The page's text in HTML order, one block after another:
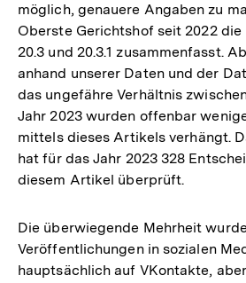
möglich, genauere Angaben zu
Oberste Gerichtshof seit 2022
20.3 und 20.3.1 zusammenfasst.
anhand unserer Daten und der
das ungefähre Verhältnis
Jahr 2023 wurden offenbar
mittels dieses Artikels verhängt.
hat für das Jahr 2023 328
diesem Artikel überprüft.
Die überwiegende Mehrheit
Veröffentlichungen in sozialen
hauptsächlich auf VKontakte,